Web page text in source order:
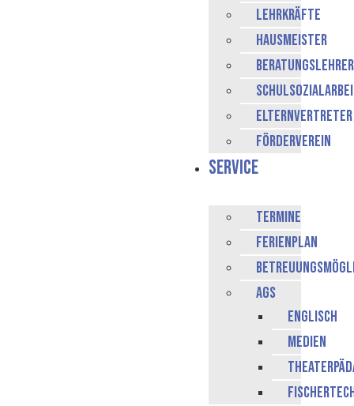
Lehrkräfte
Hausmeister
Elternvertreter
Förderverein
Service
Termine
Ferienplan
AGs
Englisch
Medien